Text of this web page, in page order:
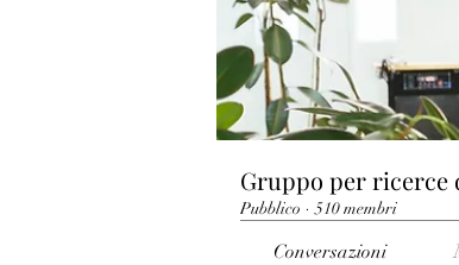
Gruppo per ricerce
Pubblico · 510 membri
Conversazioni